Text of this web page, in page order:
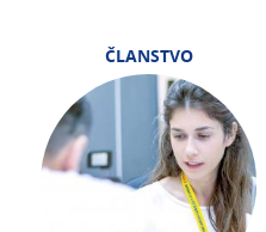
ČLANSTVO